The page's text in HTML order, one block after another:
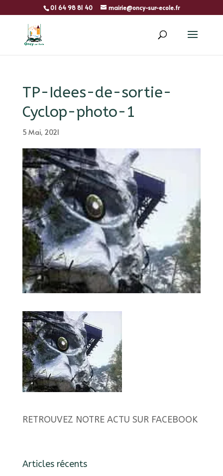
01 64 98 81 40 mairie@oncy-sur-ecole.fr
TP-Idees-de-sortie-
Cyclop-photo-1
5 Mai, 2021
RETROUVEZ NOTRE ACTU SUR FACEBOOK
Articles récents